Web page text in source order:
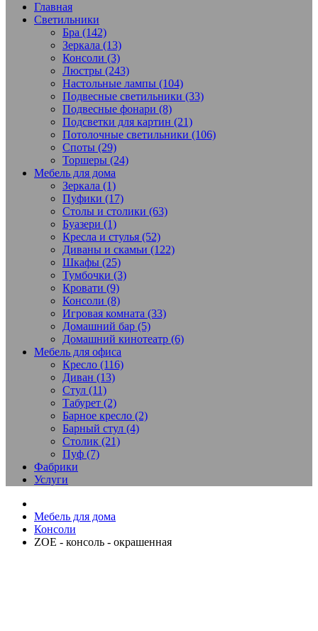
Главная
Светильники
Бра (142)
Зеркала (13)
Консоли (3)
Люстры (243)
Настольные лампы (104)
Подвесные светильники (33)
Подвесные фонари (8)
Подсветки для картин (21)
Потолочные светильники (106)
Споты (29)
Торшеры (24)
Мебель для дома
Зеркала (1)
Пуфики (17)
Столы и столики (63)
Буазери (1)
Кресла и стулья (52)
Диваны и скамьи (122)
Шкафы (25)
Тумбочки (3)
Кровати (9)
Консоли (8)
Игровая комната (33)
Домашний бар (5)
Домашний кинотеатр (6)
Мебель для офиса
Кресло (116)
Диван (13)
Стул (11)
Табурет (2)
Барное кресло (2)
Барный стул (4)
Столик (21)
Пуф (7)
Фабрики
Услуги
Мебель для дома
Консоли
ZOE - консоль - окрашенная